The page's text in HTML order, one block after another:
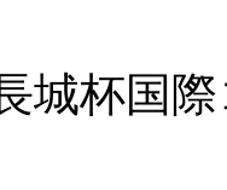
城杯国